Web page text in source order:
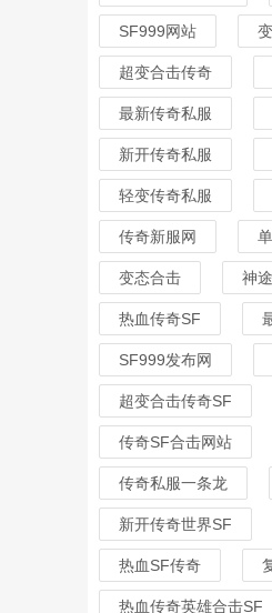
SF999网站
超变合击传奇
最新传奇私服
新开传奇私服
轻变传奇私服
传奇新服网
变态合击 神
热血传奇SF
SF999发布网
超变合击传奇SF
传奇SF合击网站
传奇私服一条龙
新开传奇世界SF
热血SF传奇
热血传奇英雄合击SF